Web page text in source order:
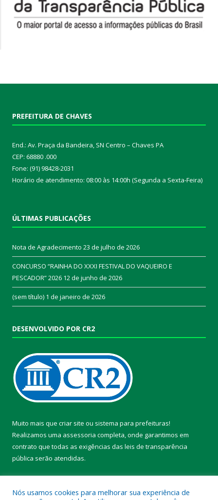
PREFEITURA DE CHAVES
End.: Av. Praça da Bandeira, SN Centro – Chaves PA
CEP: 68880 .000
Fone: (91) 98428-2031
Horário de atendimento: 08:00 às 14:00h (Segunda a Sexta-Feira)
ÚLTIMAS PUBLICAÇÕES
Nota de Agradecimento 23 de julho de 2026
CONCURSO “RAINHA DO XXXI FESTIVAL DO VAQUEIRO E
PESCADOR” 2026 12 de junho de 2026
(sem título) 1 de janeiro de 2026
DESENVOLVIDO POR CR2
Muito mais que criar site ou sistema para prefeituras!
Realizamos uma assessoria completa, onde garantimos em
contrato que todas as exigências das leis de transparência
pública serão atendidas.
Nós usamos cookies para melhorar sua experiência de